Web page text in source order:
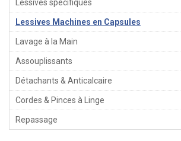
Lessives spécifiques
Lessives Machines en Capsules
Lavage à la Main
Assouplissants
Détachants & Anticalcaire
Cordes & Pinces à Linge
Repassage